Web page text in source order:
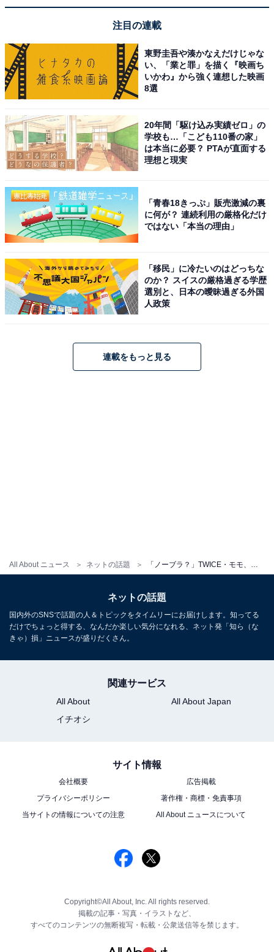
All About ニュース ネットの話題
注目の連載
東野圭吾や湊かなえだけじゃな
い、「業と罪」を描く『映画ち
いかわ』から強く連想した映画
8選
20年間「駆け込み実績ゼロ」の
学校も…「こども110番の家」
は本当に必要？ PTAが直面する
理想と現実
「青春18きっぷ」販売激減の裏
に何が？ 連続利用の厳格化だけ
ではない「本当の理由」
「移民」に冷たいのはどっちな
のか？ スイスの厳格過ぎる学歴
選別と、日本の曖昧過ぎる外国
人政策
連載をもっと見る
ネットの話題
国内外のSNSで話題の人＆トピックをタイムリーにお届けします。知ってる
だけでちょっと得する、なんだか楽しい気分になれる、ネット発「知ら（な
きゃ）損」ニュースが盛りだくさん。
関連サービス
All About
All About Japan
イチオシ
サイト情報
会社概要
広告掲載
プライバシーポリシー
著作権・商標・免責事項
当サイトの情報についての注意
All About ニュースについて
Copyright©All About, Inc. All rights reserved.
掲載の記事・写真・イラストなど、
すべてのコンテンツの無断複写・転載・公衆送信等を禁じます。